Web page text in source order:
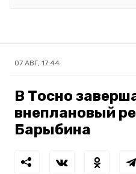
07 АВГ, 17:44
В Тосно
внеплановый
Барыбина